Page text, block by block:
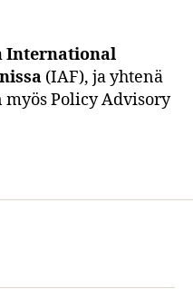
International
(IAF), ja yhtenä
Policy Advisory